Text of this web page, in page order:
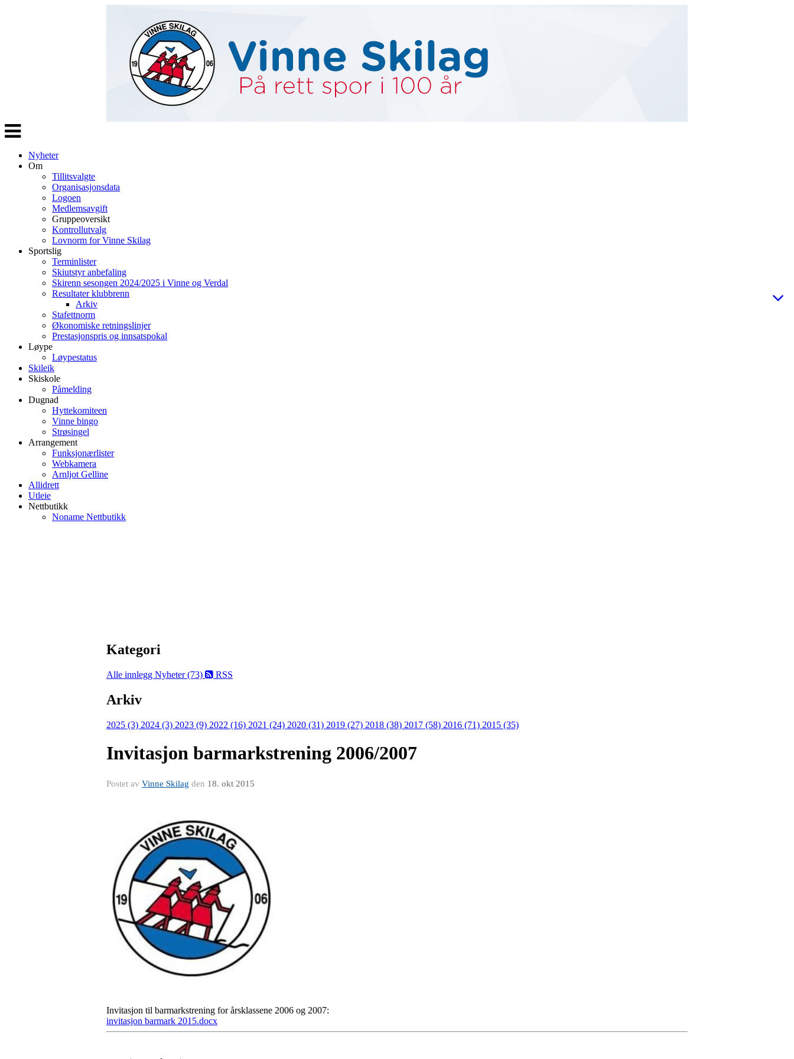
Veksle
navigasjon
Nyheter
Om
Tillitsvalgte
Organisasjonsdata
Logoen
Medlemsavgift
Gruppeoversikt
Kontrollutvalg
Lovnorm for Vinne Skilag
Sportslig
Terminlister
Skiutstyr anbefaling
Skirenn sesongen 2024/2025 i Vinne og Verdal
Resultater klubbrenn
Arkiv
Stafettnorm
Økonomiske retningslinjer
Prestasjonspris og innsatspokal
Løype
Løypestatus
Skileik
Skiskole
Påmelding
Dugnad
Hyttekomiteen
Vinne bingo
Strøsingel
Arrangement
Funksjonærlister
Webkamera
Arnljot Gelline
Allidrett
Utleie
Nettbutikk
Noname Nettbutikk
Kategori
Alle innlegg Nyheter (73) RSS
Arkiv
2025 (3) 2024 (3) 2023 (9) 2022 (16) 2021 (24) 2020 (31) 2019 (27) 2018 (38) 2017 (58) 2016 (71) 2015 (35)
Invitasjon barmarkstrening 2006/2007
Postet av Vinne Skilag den 18. okt 2015
Invitasjon til barmarkstrening for årsklassene 2006 og 2007:
invitasjon barmark 2015.docx